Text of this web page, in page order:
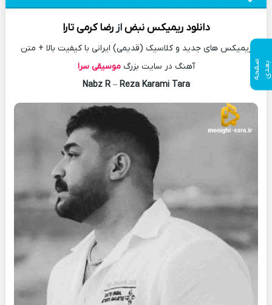
دانلودریمیکس نبض ازرضا کرمی تارا
ریمیکس های جدید و کلاسیک (قدیمی) ایرانی با کیفیت بالا + متن
آهنگ در سایت بزرگموسیقی سرا
Nabz R– Reza Karami Tara
ص
ف
ح
ه ب ع
د ی